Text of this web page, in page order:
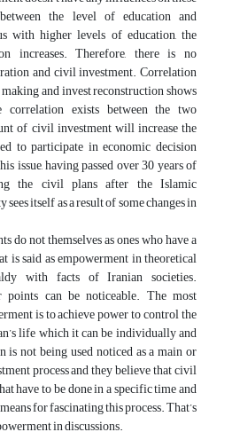
the level of education and
with higher levels of education, the
increases. Therefore, there is no
and civil investment. Correlation
and invest reconstruction shows
correlation exists between the two
of civil investment will increase the
to participate in economic decision
issue, having passed over 30 years of
the civil plans after the Islamic
itself as a result of some changes in
do not themselves as ones who have a
is said as empowerment in theoretical
with facts of Iranian societies.
can be noticeable. The most
is to achieve power to control the
life which it can be individually and
is not being used noticed as a main or
process and they believe that civil
have to be done in a specific time and
for fascinating this process. That’s
in discussions.